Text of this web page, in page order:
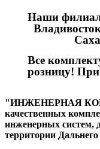
Наши
Все
розницу!
"ИНЖЕНЕРНАЯ
качественных
инженерных систем,
территории